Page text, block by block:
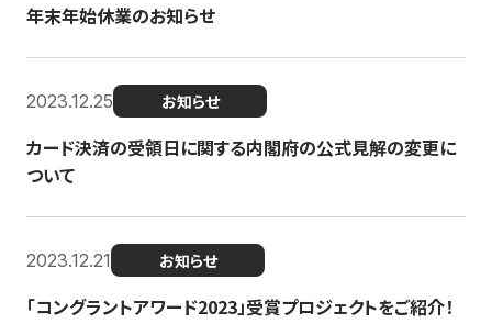
年末年始休業のお知らせ
2023.12.25 お知らせ
カード決済の受領日に関する内閣府の公式見解の変更に
ついて
2023.12.21 お知らせ
「コングラントアワード2023」受賞プロジェクトをご紹介！